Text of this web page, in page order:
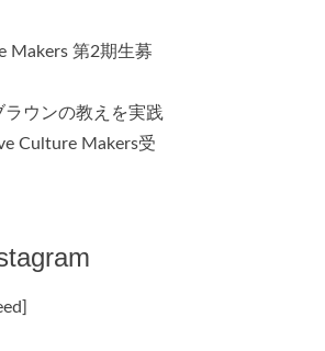
Makers 第2期生募
ラウンの教えを実践
Culture Makers受